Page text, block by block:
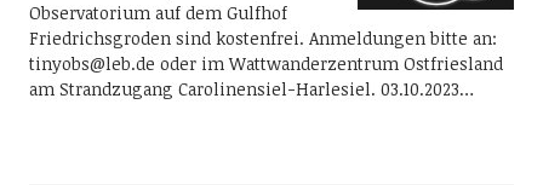
Observatorium auf dem Gulfhof
Friedrichsgroden sind kostenfrei. Anmeldungen bitte an:
tinyobs@leb.de oder im Wattwanderzentrum Ostfriesland
am Strandzugang Carolinensiel-Harlesiel. 03.10.2023…